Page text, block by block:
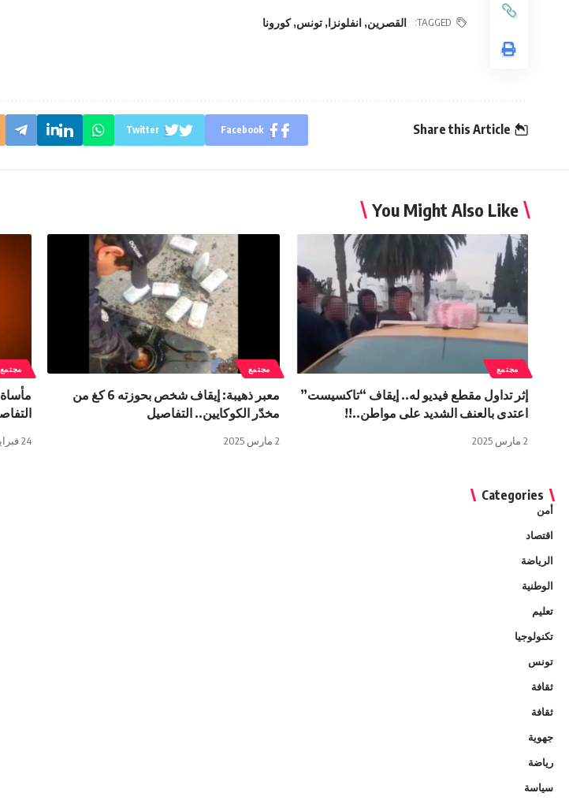
TAGGED: القصرين, انفلونزا, تونس,كورونا
Share this Article
Facebook
Twitter
You Might Also Like
مجتمع
إثر تداول مقطع فيديو له.. إيقاف “تاكسيست”
اعتدى بالعنف الشديد على مواطن..!!
2 مارس 2025
مجتمع
معبر ذهيبة: إيقاف شخص بحوزته 6 كغ من
مخدّر الكوكايين.. التفاصيل
2 مارس 2025
مجتمع
24 فبراير 2025
Categories
أمن
اقتصاد
الرياضة
الوطنية
تعليم
تكنولوجيا
تونس
ثقافة
ثقافة
جهوية
رياضة
سياسة